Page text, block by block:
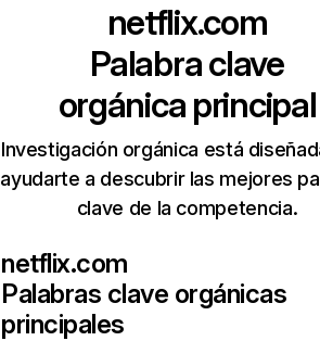
netflix.com
Palabra clave
orgánica principal
Investigación orgánica está
ayudarte a descubrir las mejores
clave de la competencia.
netflix.com
Palabras clave orgánicas
principales